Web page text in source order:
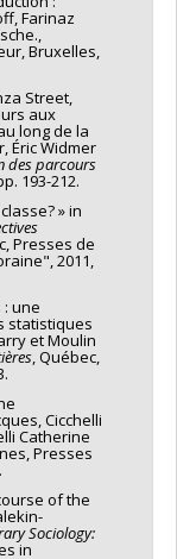
Farinaz
Bruxelles,
Street,
aux
long de la
Éric Widmer
des parcours
193-212.
» in
Presses de
2011,
une
statistiques
et Moulin
, Québec,
Cicchelli
Catherine
Presses
of the
Sociology:
in